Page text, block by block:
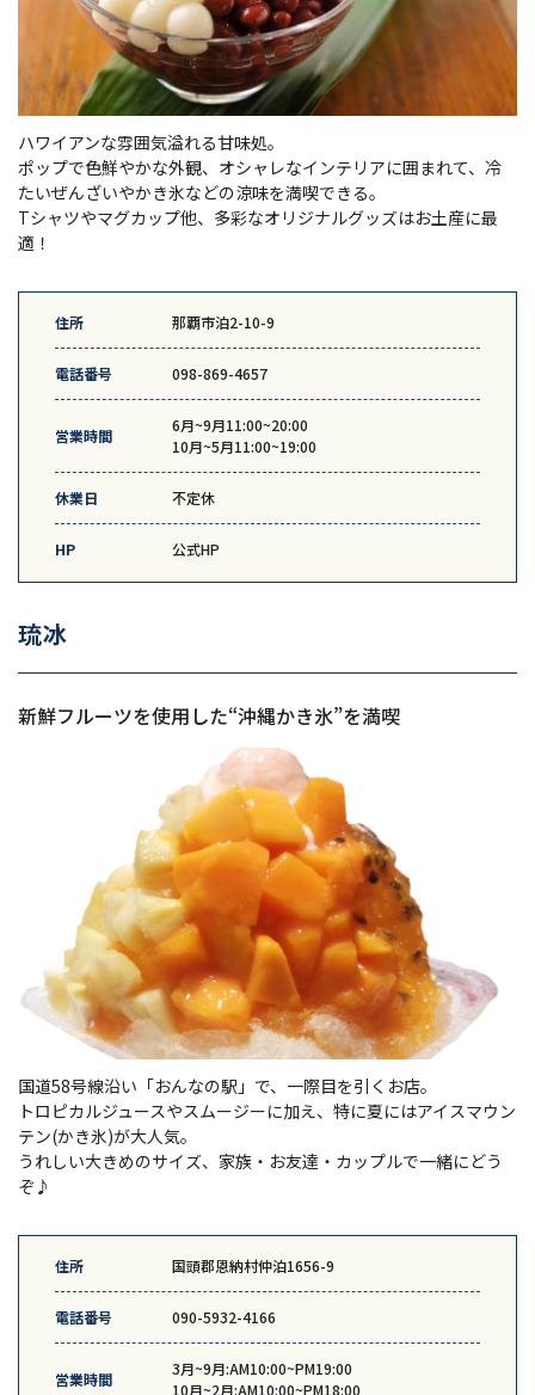
ハワイアンな雰囲気溢れる甘味処。
ポップで色鮮やかな外観、オシャレなインテリアに囲まれて、冷
たいぜんざいやかき氷などの涼味を満喫できる。
Tシャツやマグカップ他、多彩なオリジナルグッズはお土産に最
適！
住所 那覇市泊2-10-9
電話番号 098-869-4657
営業時間
6月~9月11:00~20:00
10月~5月11:00~19:00
休業日 不定休
HP 公式HP
琉冰
新鮮フルーツを使用した“沖縄かき氷”を満喫
国道58号線沿い「おんなの駅」で、一際目を引くお店。
トロピカルジュースやスムージーに加え、特に夏にはアイスマウン
テン(かき氷)が大人気。
うれしい大きめのサイズ、家族・お友達・カップルで一緒にどう
ぞ♪
住所 国頭郡恩納村仲泊1656-9
電話番号 090-5932-4166
営業時間
3月~9月:AM10:00~PM19:00
10月~2月:AM10:00~PM18:00